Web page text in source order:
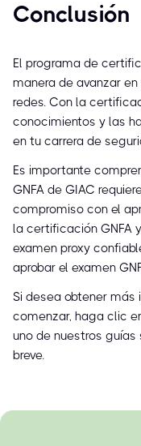
Conclusión
El programa de
manera de avanzar
redes. Con la
conocimientos y las
en tu carrera de
Es importante
GNFA de GIAC
compromiso con el
la certificación GNFA
examen proxy
aprobar el examen
Si desea obtener más
comenzar, haga clic
uno de nuestros
breve.